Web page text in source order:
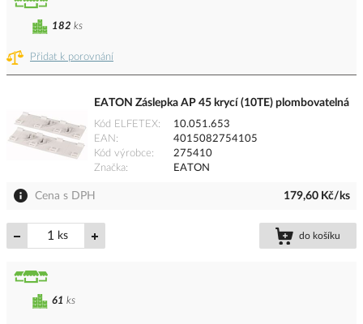
Přidat k porovnání
182 ks
EATON Záslepka AP 45 krycí (10TE) plombovatelná
Kód ELFETEX
10.051.653
EAN
4015082754105
Kód výrobce
275410
Značka
EATON
Cena s DPH 179,60 Kč/ks
ks do košíku
61 ks